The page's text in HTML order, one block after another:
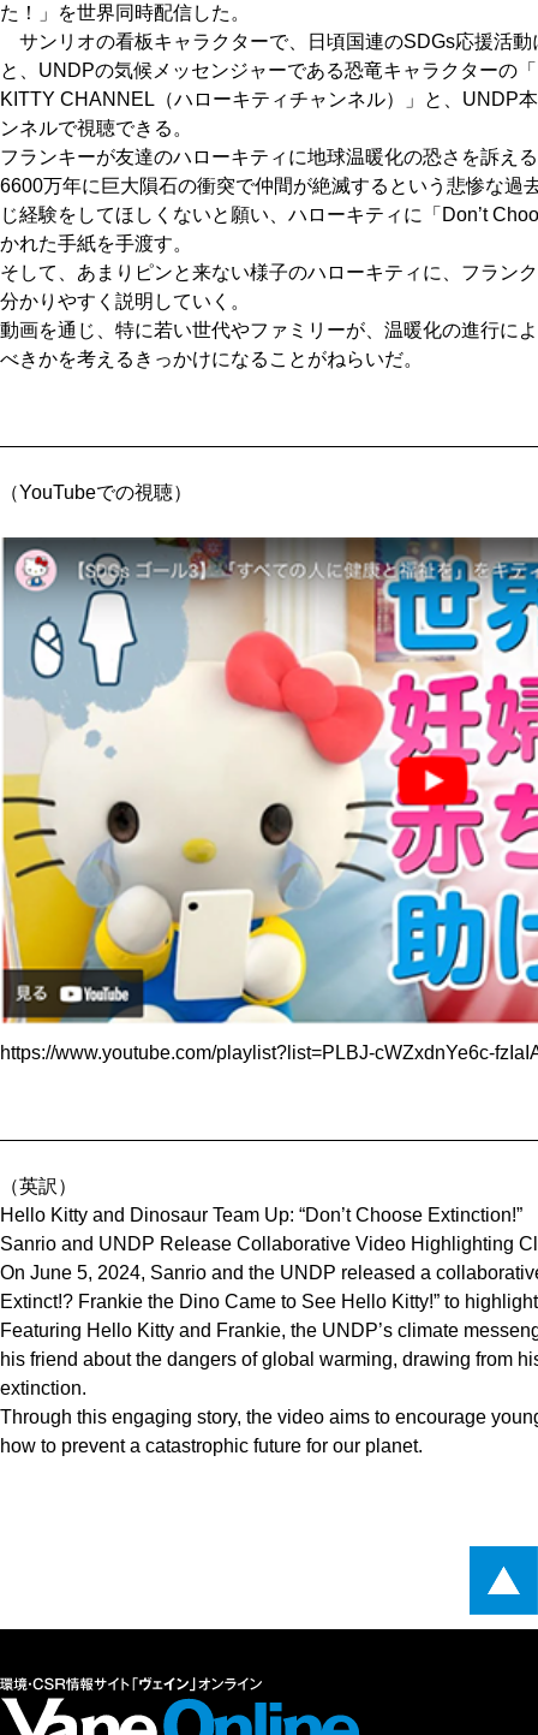
た！」を世界同時配信した。
サンリオの看板キャラクターで、日頃国連のSDGs応援活
と、UNDPの気候メッセンジャーである恐竜キャラクターの
KITTY CHANNEL（ハローキティチャンネル）」と、UNDP
ンネルで視聴できる。
フランキーが友達のハローキティに地球温暖化の恐さを訴え
6600万年に巨大隕石の衝突で仲間が絶滅するという悲惨な過
じ経験をしてほしくないと願い、ハローキティに「Don’t
かれた手紙を手渡す。
そして、あまりピンと来ない様子のハローキティに、フラン
分かりやすく説明していく。
動画を通じ、特に若い世代やファミリーが、温暖化の進行に
べきかを考えるきっかけになることがねらいだ。
（YouTubeでの視聴）
https://www.youtube.com/playlist?list=PLBJ-cWZxdnYe6c-
（英訳）
Hello Kitty and Dinosaur Team Up: “Don’t Choose Extinction!”
Sanrio and UNDP Release Collaborative Video Highlighting
On June 5, 2024, Sanrio and the UNDP released a
Extinct!? Frankie the Dino Came to See Hello Kitty!” to
Featuring Hello Kitty and Frankie, the UNDP’s climate
his friend about the dangers of global warming, drawing from
extinction.
Through this engaging story, the video aims to encourage
how to prevent a catastrophic future for our planet.